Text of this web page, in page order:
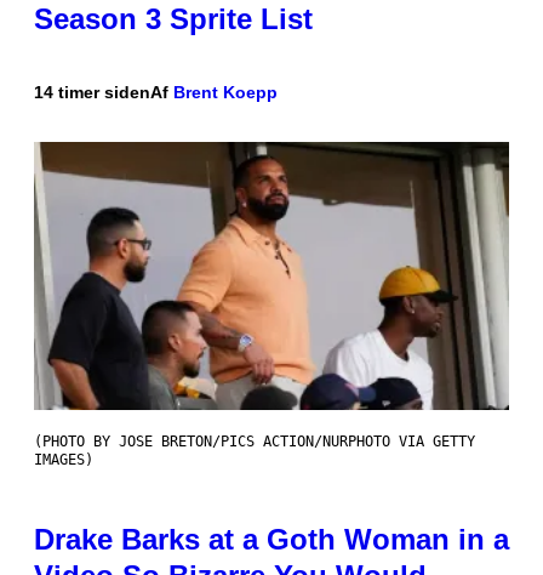
Season 3 Sprite List
14 timer sidenAf Brent Koepp
(PHOTO BY JOSE BRETON/PICS ACTION/NURPHOTO VIA GETTY
IMAGES)
Drake Barks at a Goth Woman in a